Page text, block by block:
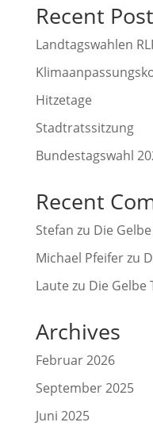
Recent
Landtagswahlen
Hitzetage
Stadtratssitzung
Bundestagswahl
Recent
Stefan zu Die
Michael Pfeiferzu
Laute zu Die Gelbe
Archives
Februar 2026
September 2025
Juni 2025